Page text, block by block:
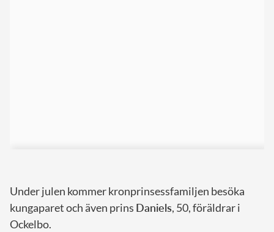
Under julen kommer kronprinsessfamiljen besöka
kungaparet och även prins Daniels, 50, föräldrar i
Ockelbo.